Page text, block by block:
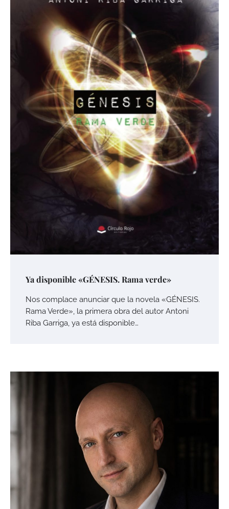
Ya disponible «GÉNESIS. Rama verde»
Nos complace anunciar que la novela «GÉNESIS.
Rama Verde», la primera obra del autor Antoni
Riba Garriga, ya está disponible…